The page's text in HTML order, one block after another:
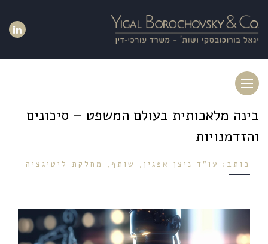
Toggle
navigation
בינה מלאכותית בעולם המשפט – סיכונים
והזדמנויות
כותב: עו"ד ניצן אפגין, שותף, מחלקת ליטיגציה